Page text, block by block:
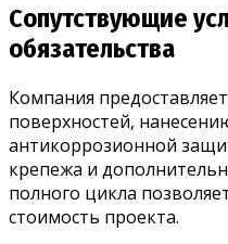
Сопутствующие
обязательства
Компания
поверхностей,
антикоррозионной
крепежа и
полного цикла
стоимость проекта.